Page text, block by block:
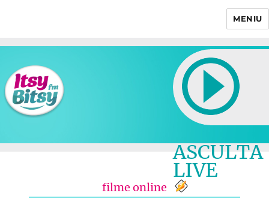
MENIU
ASCULTA
LIVE
filme online